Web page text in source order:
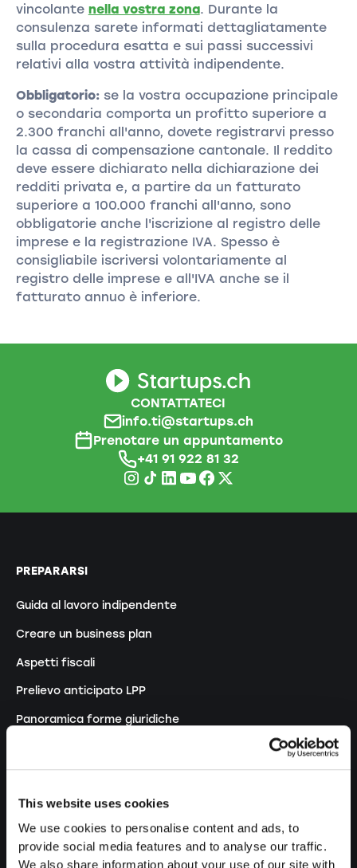
This website uses cookies
We use cookies to personalise content and ads, to
provide social media features and to analyse our traffic.
We also share information about your use of our site with
vincolante nella vostra zona. Durante la
consulenza sarete informati dettagliatamente
sulla procedura esatta e sui passi successivi
relativi alla vostra attività indipendente.
Obbligatorio:se la vostra occupazione principale
o secondaria comporta un profitto superiore a
2.300 franchi all'anno, dovete registrarvi presso
la cassa di compensazione cantonale. Il reddito
deve essere dichiarato nella dichiarazione dei
redditi privata e, a partire da un fatturato
superiore a 100.000 franchi all'anno, sono
obbligatorie anche l'iscrizione al registro delle
imprese e la registrazione IVA. Spesso è
consigliabile iscriversi volontariamente al
registro delle imprese e all'IVA anche se il
fatturato annuo è inferiore.
CONTATTATECI
info.ti@startups.ch
Prenotare un appuntamento
+41 91 922 81 32
PREPARARSI
Guida al lavoro indipendente
Creare un business plan
Aspetti fiscali
Prelievo anticipato LPP
Panoramica forme giuridiche
AVVIARE
Costituire una ditta individuale